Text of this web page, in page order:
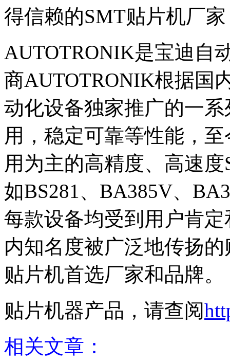
得信赖的SMT贴片机厂家
AUTOTRONIK是宝迪自
商AUTOTRONIK根据国
动化设备独家推广的一
用，稳定可靠等性能，
用为主的高精度、高速
如BS281、BA385V、
每款设备均受到用户肯
内知名度被广泛地传扬
贴片机首选厂家和品牌。
贴片机器产品，请查阅
相关文章：